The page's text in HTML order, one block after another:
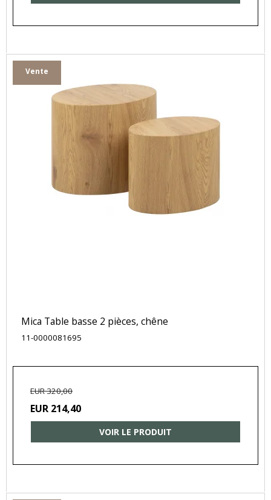
Vente
Mica Table basse 2 pièces, chêne
11-0000081695
EUR 320,00
EUR 214,40
VOIR LE PRODUIT